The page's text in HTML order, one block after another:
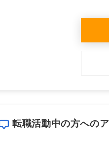
転職活動中の方への